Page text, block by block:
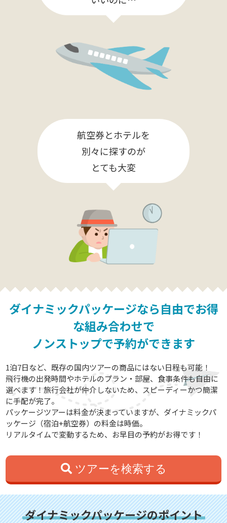
航空券とホテルを
別々に探すのが
とても大変
ダイナミックパッケージなら自由でお得
な組み合わせで
ノンストップで予約ができます
1泊7日など、既存の国内ツアーの商品にはない日程も可能！
飛行機の出発時間やホテルのプラン・部屋、食事条件も自由に
選べます！旅行会社が仲介しないため、スピーディーかつ簡潔
に手配が完了。
パッケージツアーは料金が決まっていますが、ダイナミックパ
ッケージ（宿泊+航空券）の料金は時価。
リアルタイムで変動するため、お早目の予約がお得です！
ツアーを検索する
ダイナミックパッケージのポイント